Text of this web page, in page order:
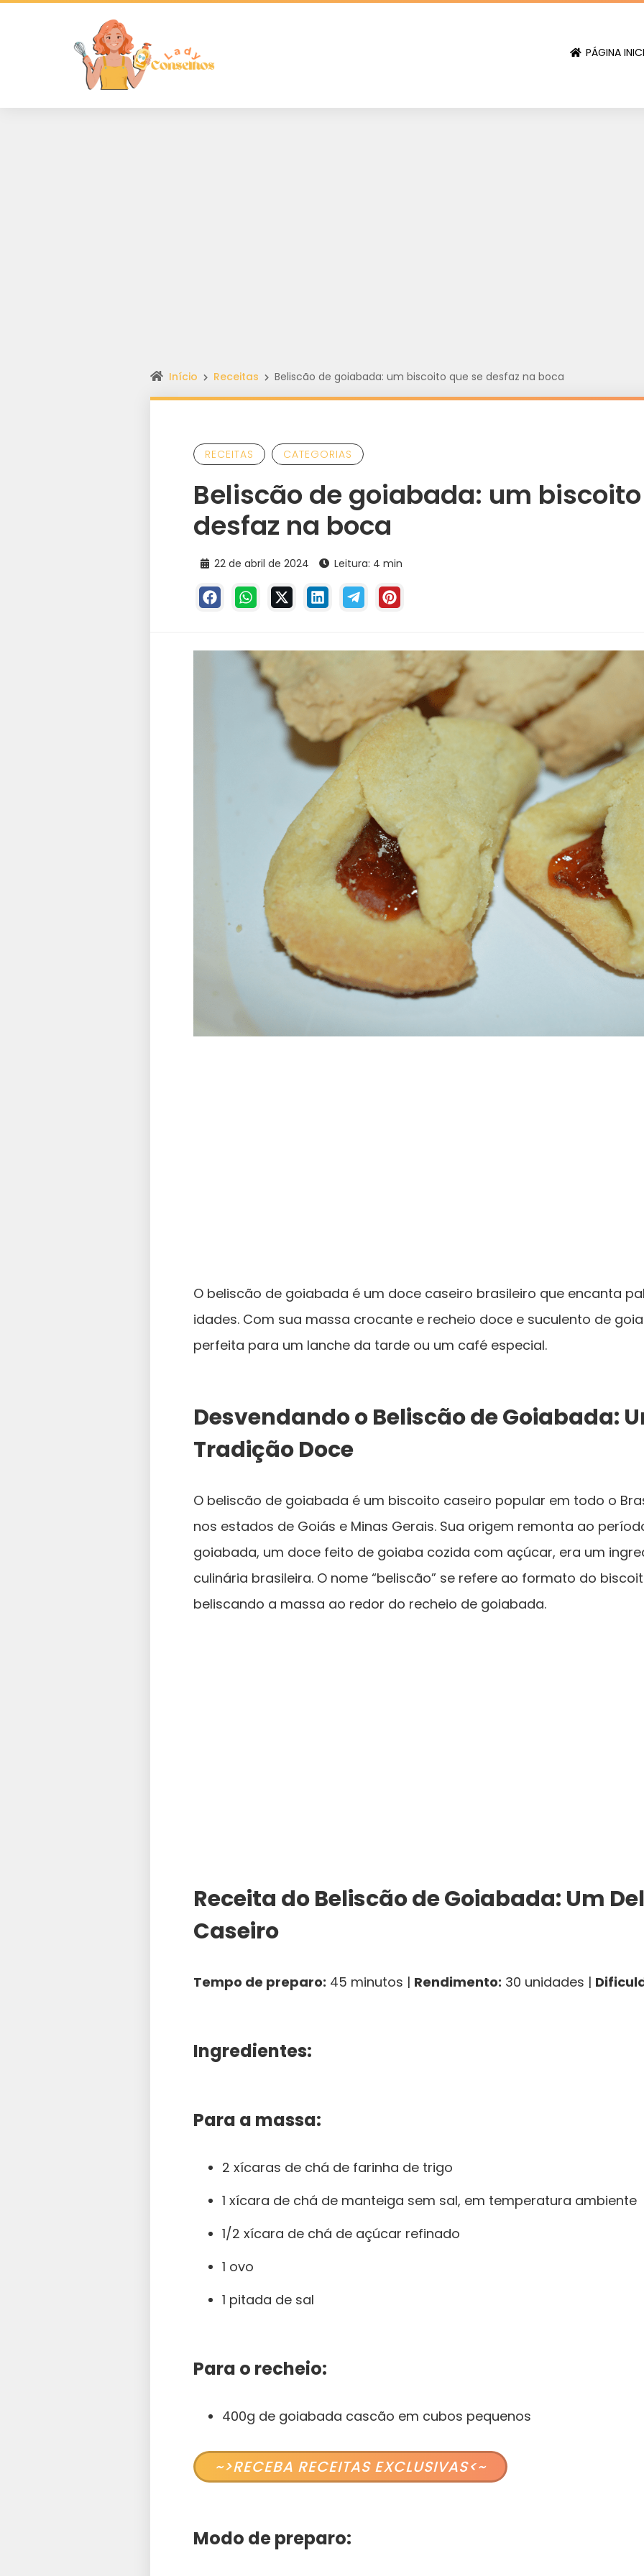
PÁGINA
Início Receitas Beliscão de goiabada: um biscoito que se desfaz na boca
RECEITAS CATEGORIAS
Beliscão de goiabada: um
desfaz na boca
22 de abril de 2024 Leitura: 4 min
O beliscão de goiabada é um doce caseiro brasileiro que encanta
idades. Com sua massa crocante e recheio doce e suculento de
perfeita para um lanche da tarde ou um café especial.
Desvendando o Beliscão de Goiabada:
Tradição Doce
O beliscão de goiabada é um biscoito caseiro popular em todo o
nos estados de Goiás e Minas Gerais. Sua origem remonta ao
goiabada, um doce feito de goiaba cozida com açúcar, era um
culinária brasileira. O nome “beliscão” se refere ao formato do
beliscando a massa ao redor do recheio de goiabada.
Receita do Beliscão de Goiabada: Um
Caseiro
Tempo de preparo: 45 minutos | Rendimento: 30 unidades |
Ingredientes:
Para a massa:
2 xícaras de chá de farinha de trigo
1 xícara de chá de manteiga sem sal, em temperatura ambiente
1/2 xícara de chá de açúcar refinado
1 ovo
1 pitada de sal
Para o recheio:
400g de goiabada cascão em cubos pequenos
~>RECEBA RECEITAS EXCLUSIVAS<~
Modo de preparo: